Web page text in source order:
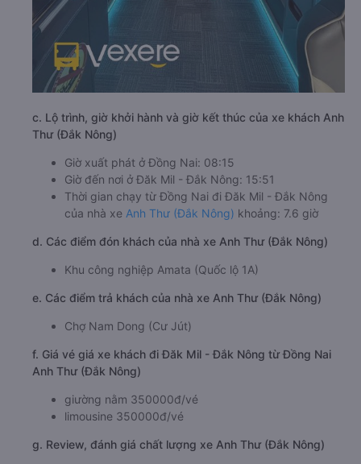
c. Lộ trình, giờ khởi hành và giờ kết thúc của xe khách Anh
Thư (Đắk Nông)
Giờ xuất phát ở Đồng Nai: 08:15
Giờ đến nơi ở Đăk Mil - Đắk Nông: 15:51
Thời gian chạy từ Đồng Nai đi Đăk Mil - Đắk Nông
của nhà xe Anh Thư (Đắk Nông) khoảng: 7.6 giờ
d. Các điểm đón khách của nhà xe Anh Thư (Đắk Nông)
Khu công nghiệp Amata (Quốc lộ 1A)
e. Các điểm trả khách của nhà xe Anh Thư (Đắk Nông)
Chợ Nam Dong (Cư Jút)
f. Giá vé giá xe khách đi Đăk Mil - Đắk Nông từ Đồng Nai
Anh Thư (Đắk Nông)
giường nằm 350000đ/vé
limousine 350000đ/vé
g. Review, đánh giá chất lượng xe Anh Thư (Đắk Nông)